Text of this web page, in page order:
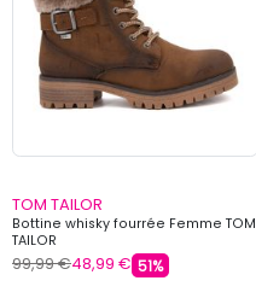
TOM TAILOR
Bottine whisky fourrée Femme TOM
TAILOR
99,99 €48,99 € 51%